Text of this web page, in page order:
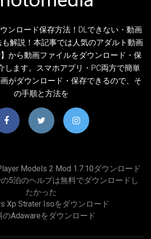
ンロード保存方法！DLできない・動画
解説！本記事では人気のアダルト動画
から動画ファイルをダウンロード・保
します。スマホアプリ・PC両方で簡単
がダウンロード・保存できるので、そ
の手順と方法を
Models 2 Mod 1.7.10ダウンロード
5泊のヘルプは無料でダウンロードし
たかった
Xp Strater Isoをダウンロード
のadawareをダウンロード